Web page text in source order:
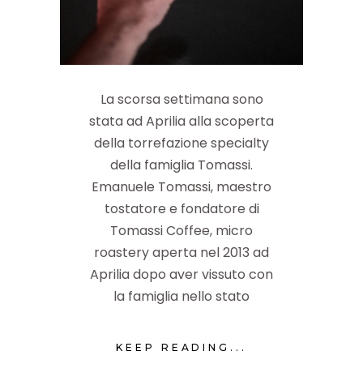
La scorsa settimana sono
stata ad Aprilia alla scoperta
della torrefazione specialty
della famiglia Tomassi.
Emanuele Tomassi, maestro
tostatore e fondatore di
Tomassi Coffee, micro
roastery aperta nel 2013 ad
Aprilia dopo aver vissuto con
la famiglia nello stato
KEEP READING...